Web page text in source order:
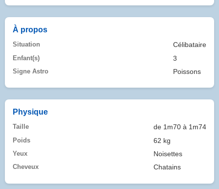
À propos
Situation Célibataire
Enfant(s) 3
Signe Astro Poissons
Physique
Taille de 1m70 à 1m74
Poids 62 kg
Yeux Noisettes
Cheveux Chatains